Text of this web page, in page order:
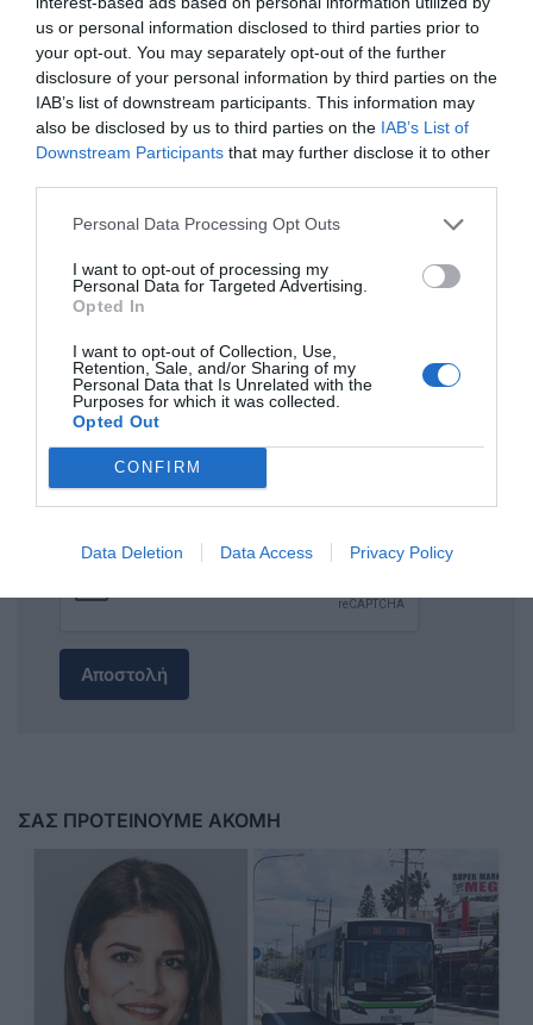
us or personal information disclosed to third parties prior to
your opt-out. You may separately opt-out of the further
disclosure of your personal information by third parties on the
IAB’s list of downstream participants. This information may
also be disclosed by us to third parties on the IAB’s List of
Downstream Participants that may further disclose it to other
Personal Data Processing Opt Outs
I want to opt-out of processing my
Personal Data for Targeted Advertising.
Opted In
I want to opt-out of Collection, Use,
Retention, Sale, and/or Sharing of my
Personal Data that Is Unrelated with the
Purposes for which it was collected.
Opted Out
CONFIRM
Data Deletion Data Access Privacy Policy
Πρόσθεσε ένα σχόλιο
ΟΝΟΜΑ
Αποστολή
ΣΑΣ ΠΡΟΤΕΙΝΟΥΜΕ ΑΚΟΜΗ